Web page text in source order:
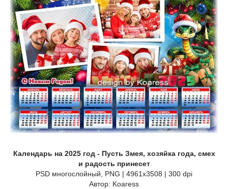
Календарь на 2025 год - Пусть Змея, хозяйка года, смех
и радость принесет
PSD многослойный, PNG | 4961x3508 | 300 dpi
Автор: Koaress